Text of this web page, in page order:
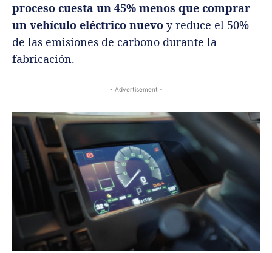
proceso cuesta un 45% menos que comprar
un vehículo eléctrico nuevo y reduce el 50%
de las emisiones de carbono durante la
fabricación.
- Advertisement -